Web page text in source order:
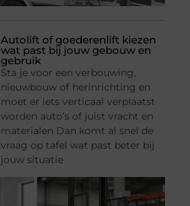
Autolift of goederenlift kiezen
wat past bij jouw gebouw en
gebruik
Sta je voor een verbouwing,
nieuwbouw of herinrichting en
moet er iets verticaal verplaatst
worden auto’s of juist vracht en
materialen Dan komt al snel de
vraag op tafel wat past beter bij
jouw situatie